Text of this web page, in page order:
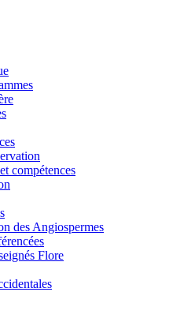
compétences
des Angiospermes
Flore